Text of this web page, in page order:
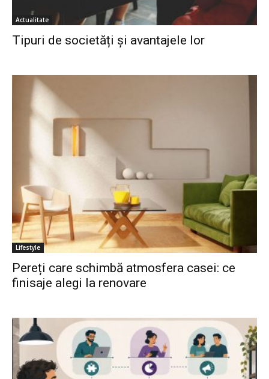
Actualitate
Tipuri de societăți și avantajele lor
Lifestyle
Pereți care schimbă atmosfera casei: ce
finisaje alegi la renovare